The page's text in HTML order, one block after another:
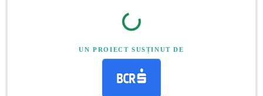
UN PROIECT SUSȚINUT DE